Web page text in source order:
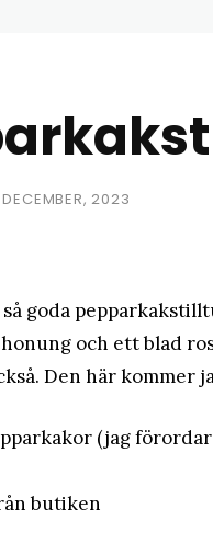
2023
goda
och ett blad
Den här kommer
(jag
butiken